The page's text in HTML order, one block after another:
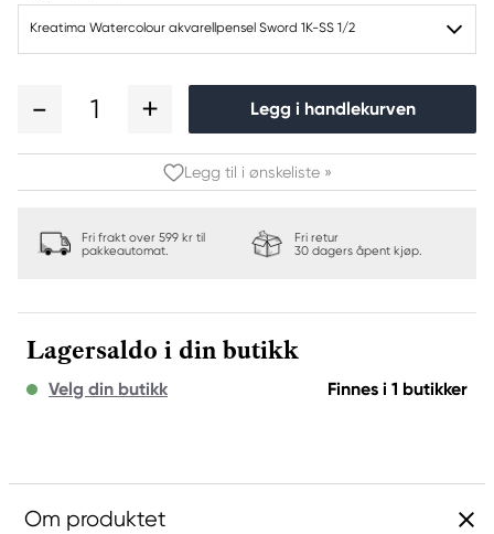
Kreatima Watercolour akvarellpensel Sword 1K-SS 1/2
1 Legg i handlekurven
Legg til i ønskeliste »
Fri frakt over 599 kr til
pakkeautomat.
Fri retur
30 dagers åpent kjøp.
Lagersaldo i din butikk
Velg din butikk Finnes i 1 butikker
Om produktet